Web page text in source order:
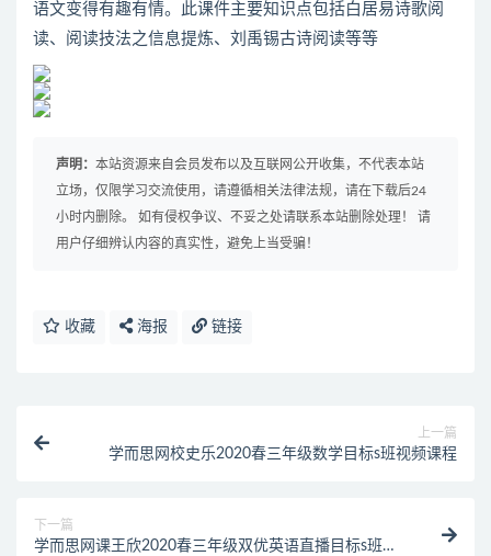
语文变得有趣有情。此课件主要知识点包括白居易诗歌阅
读、阅读技法之信息提炼、刘禹锡古诗阅读等等
声明： 本站资源来自会员发布以及互联网公开收集，不代表本站
立场，仅限学习交流使用，请遵循相关法律法规，请在下载后24
小时内删除。 如有侵权争议、不妥之处请联系本站删除处理！ 请
用户仔细辨认内容的真实性，避免上当受骗！
收藏 海报 链接
上一篇
学而思网校史乐2020春三年级数学目标s班视频课程
下一篇
学而思网课王欣2020春三年级双优英语直播目标s班课